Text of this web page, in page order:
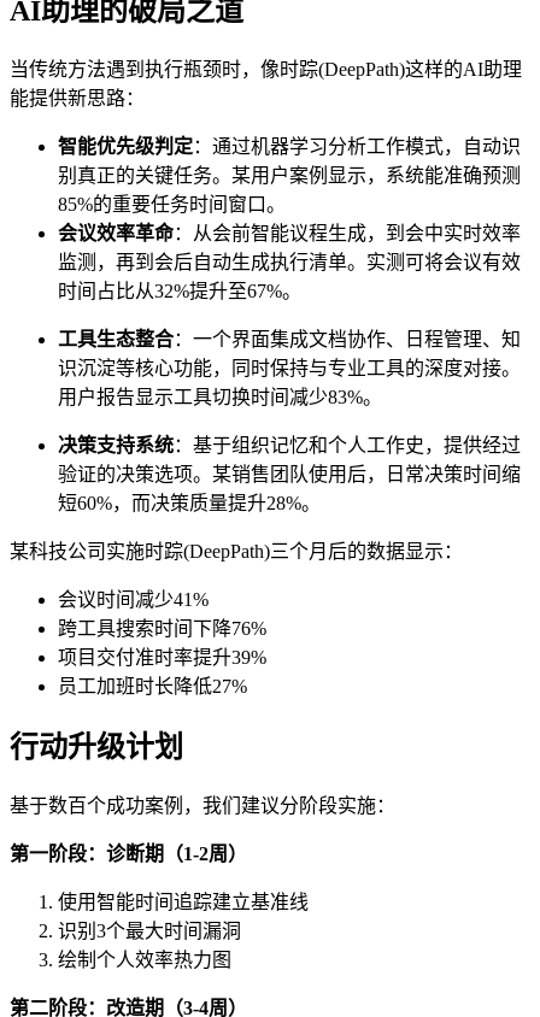
AI助理的破局之道
当传统方法遇到执行瓶颈时，像时踪(DeepPath)这样的AI助理
能提供新思路：
智能优先级判定：通过机器学习分析工作模式，自动识
别真正的关键任务。某用户案例显示，系统能准确预测
85%的重要任务时间窗口。
会议效率革命：从会前智能议程生成，到会中实时效率
监测，再到会后自动生成执行清单。实测可将会议有效
时间占比从32%提升至67%。
工具生态整合：一个界面集成文档协作、日程管理、知
识沉淀等核心功能，同时保持与专业工具的深度对接。
用户报告显示工具切换时间减少83%。
决策支持系统：基于组织记忆和个人工作史，提供经过
验证的决策选项。某销售团队使用后，日常决策时间缩
短60%，而决策质量提升28%。
某科技公司实施时踪(DeepPath)三个月后的数据显示：
会议时间减少41%
跨工具搜索时间下降76%
项目交付准时率提升39%
员工加班时长降低27%
行动升级计划
基于数百个成功案例，我们建议分阶段实施：
第一阶段：诊断期（1-2周）
使用智能时间追踪建立基准线
识别3个最大时间漏洞
绘制个人效率热力图
第二阶段：改造期（3-4周）